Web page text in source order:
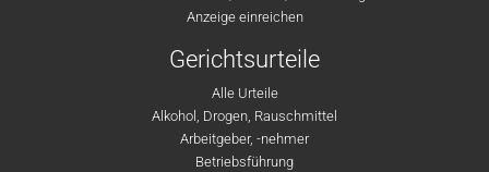
Anzeige einreichen
Gerichtsurteile
Alle Urteile
Alkohol, Drogen, Rauschmittel
Arbeitgeber, -nehmer
Betriebsführung